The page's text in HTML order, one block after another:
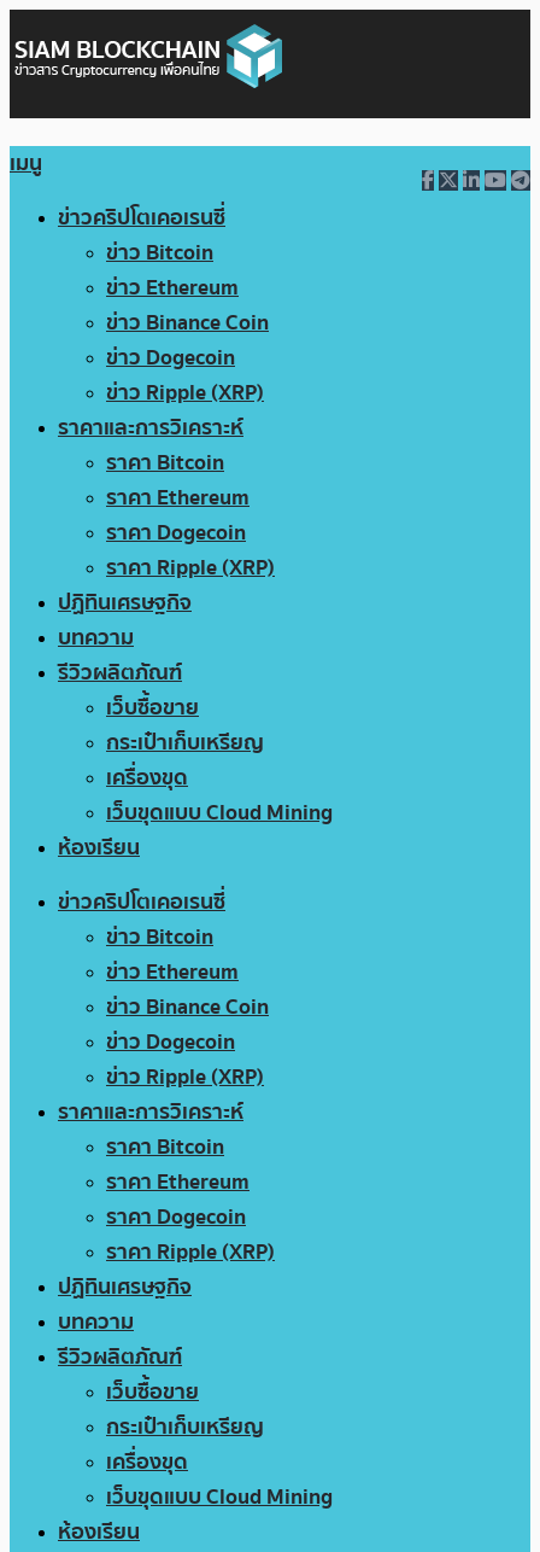
เมนู
ข่าวคริปโตเคอเรนซี่
ข่าว Bitcoin
ข่าว Ethereum
ข่าว Binance Coin
ข่าว Dogecoin
ข่าว Ripple (XRP)
ราคาและการวิเคราะห์
ราคา Bitcoin
ราคา Ethereum
ราคา Dogecoin
ราคา Ripple (XRP)
ปฏิทินเศรษฐกิจ
บทความ
รีวิวผลิตภัณฑ์
เว็บซื้อขาย
กระเป๋าเก็บเหรียญ
เครื่องขุด
เว็บขุดแบบ Cloud Mining
ห้องเรียน
ข่าวคริปโตเคอเรนซี่
ข่าว Bitcoin
ข่าว Ethereum
ข่าว Binance Coin
ข่าว Dogecoin
ข่าว Ripple (XRP)
ราคาและการวิเคราะห์
ราคา Bitcoin
ราคา Ethereum
ราคา Dogecoin
ราคา Ripple (XRP)
ปฏิทินเศรษฐกิจ
บทความ
รีวิวผลิตภัณฑ์
เว็บซื้อขาย
กระเป๋าเก็บเหรียญ
เครื่องขุด
เว็บขุดแบบ Cloud Mining
ห้องเรียน